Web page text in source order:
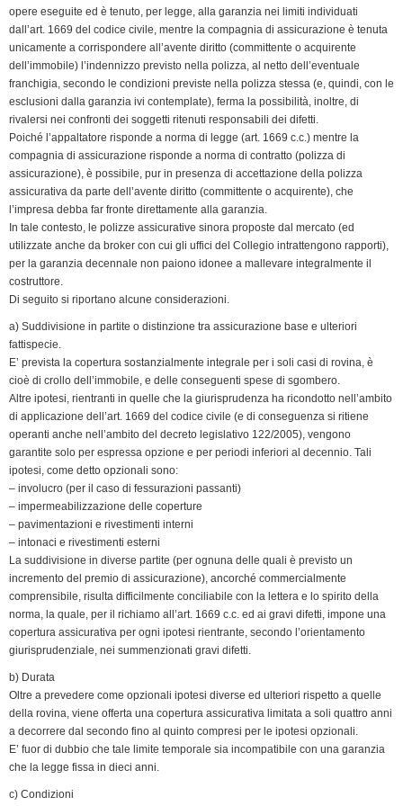
opere eseguite ed è tenuto, per legge, alla garanzia nei limiti individuati
dall’art. 1669 del codice civile, mentre la compagnia di assicurazione è tenuta
unicamente a corrispondere all’avente diritto (committente o acquirente
dell’immobile) l’indennizzo previsto nella polizza, al netto dell’eventuale
franchigia, secondo le condizioni previste nella polizza stessa (e, quindi, con le
esclusioni dalla garanzia ivi contemplate), ferma la possibilità, inoltre, di
rivalersi nei confronti dei soggetti ritenuti responsabili dei difetti.
Poiché l’appaltatore risponde a norma di legge (art. 1669 c.c.) mentre la
compagnia di assicurazione risponde a norma di contratto (polizza di
assicurazione), è possibile, pur in presenza di accettazione della polizza
assicurativa da parte dell’avente diritto (committente o acquirente), che
l’impresa debba far fronte direttamente alla garanzia.
In tale contesto, le polizze assicurative sinora proposte dal mercato (ed
utilizzate anche da broker con cui gli uffici del Collegio intrattengono rapporti),
per la garanzia decennale non paiono idonee a mallevare integralmente il
costruttore.
Di seguito si riportano alcune considerazioni.
a) Suddivisione in partite o distinzione tra assicurazione base e ulteriori
fattispecie.
E’ prevista la copertura sostanzialmente integrale per i soli casi di rovina, è
cioè di crollo dell’immobile, e delle conseguenti spese di sgombero.
Altre ipotesi, rientranti in quelle che la giurisprudenza ha ricondotto nell’ambito
di applicazione dell’art. 1669 del codice civile (e di conseguenza si ritiene
operanti anche nell’ambito del decreto legislativo 122/2005), vengono
garantite solo per espressa opzione e per periodi inferiori al decennio. Tali
ipotesi, come detto opzionali sono:
– involucro (per il caso di fessurazioni passanti)
– impermeabilizzazione delle coperture
– pavimentazioni e rivestimenti interni
– intonaci e rivestimenti esterni
La suddivisione in diverse partite (per ognuna delle quali è previsto un
incremento del premio di assicurazione), ancorché commercialmente
comprensibile, risulta difficilmente conciliabile con la lettera e lo spirito della
norma, la quale, per il richiamo all’art. 1669 c.c. ed ai gravi difetti, impone una
copertura assicurativa per ogni ipotesi rientrante, secondo l’orientamento
giurisprudenziale, nei summenzionati gravi difetti.
b) Durata
Oltre a prevedere come opzionali ipotesi diverse ed ulteriori rispetto a quelle
della rovina, viene offerta una copertura assicurativa limitata a soli quattro anni
a decorrere dal secondo fino al quinto compresi per le ipotesi opzionali.
E’ fuor di dubbio che tale limite temporale sia incompatibile con una garanzia
che la legge fissa in dieci anni.
c) Condizioni